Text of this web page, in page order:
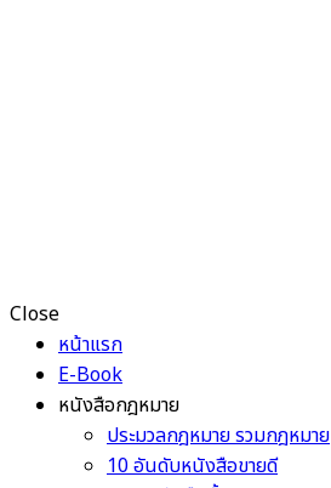
Close
หน้าแรก
E-Book
หนังสือกฎหมาย
ประมวลกฎหมาย รวมกฎหมาย
10 อันดับหนังสือขายดี